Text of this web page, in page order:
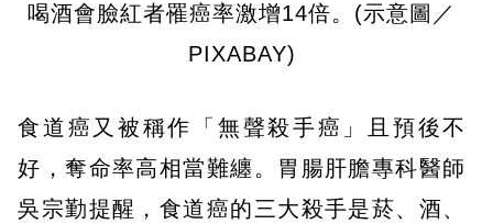
喝酒會臉紅者罹癌率激增14倍。(示意圖／
PIXABAY)
食道癌又被稱作「無聲殺手癌」且預後不
好，奪命率高相當難纏。胃腸肝膽專科醫師
吳宗勤提醒，食道癌的三大殺手是菸、酒、